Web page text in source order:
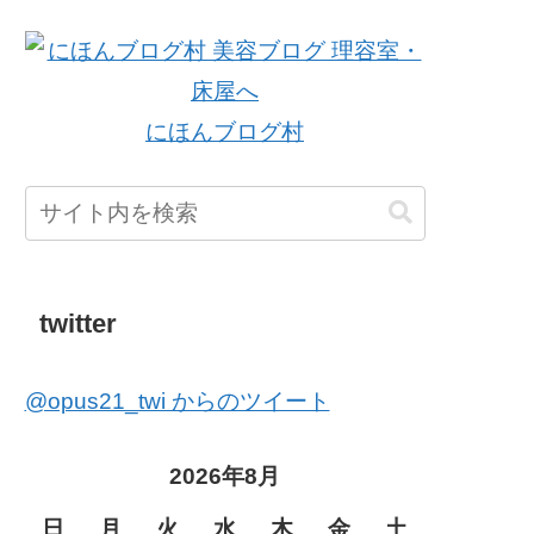
にほんブログ村
twitter
@opus21_twi からのツイート
2026年8月
日 月 火 水 木 金 土